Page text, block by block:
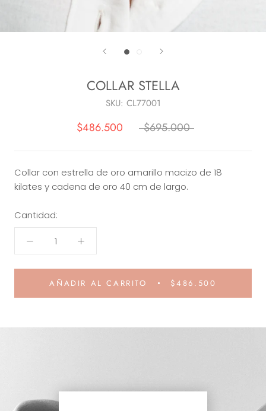
COLLAR STELLA
SKU: CL77001
$486.500 $695.000
Collar con estrella de oro amarillo macizo de 18
kilates y cadena de oro 40 cm de largo.
Cantidad:
AÑADIR AL CARRITO $486.500